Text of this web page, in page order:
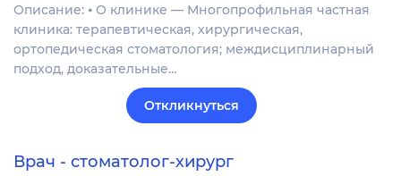
Описание: ⦁ О клинике — Многопрофильная частная
клиника: терапевтическая, хирургическая,
ортопедическая стоматология; междисциплинарный
подход, доказательные…
Откликнуться
Врач - стоматолог-хирург